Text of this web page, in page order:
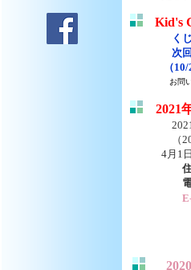
Kid's
くじら雲
次回は
（10/28
お問
2021
（2021
4月1日か
電話番